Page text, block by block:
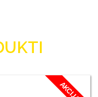
AKCIJA